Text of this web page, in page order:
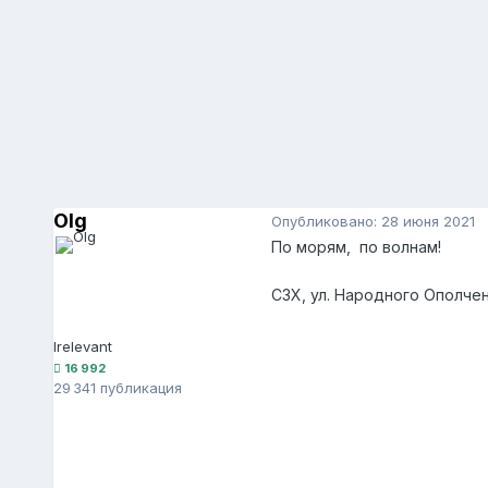
Olg
Irelevant
16 992
29 341 публикация
Опубликовано: 28 июня 2021
По морям, по волнам!
СЗХ, ул. Народного